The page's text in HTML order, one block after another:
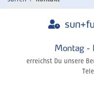
Montag -
erreichst Du unsere